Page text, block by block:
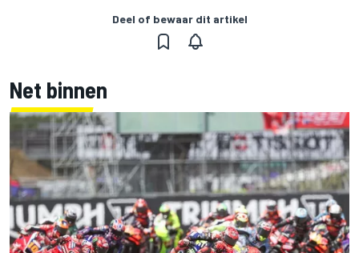
Deel of bewaar dit artikel
Net binnen